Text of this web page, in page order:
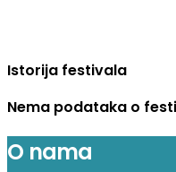
Istorija festivala
Nema podataka o
O nama